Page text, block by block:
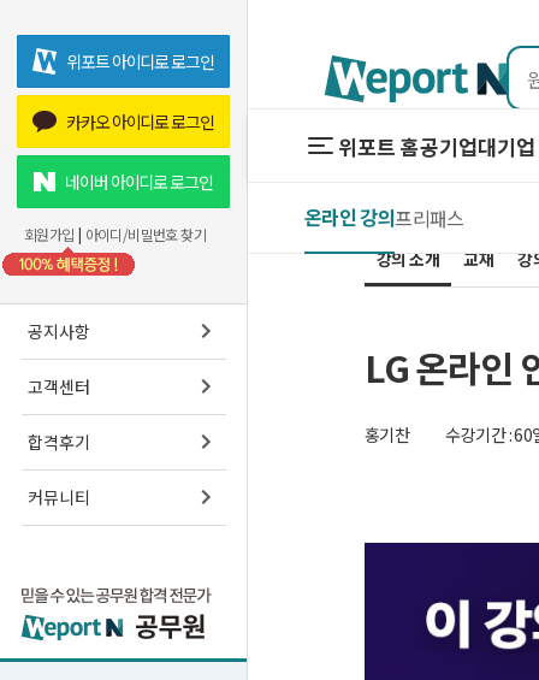
위포트 아이디로 로그인
카카오 아이디로 로그인
네이버 아이디로 로그인
회원가입 | 아이디/비밀번호 찾기
공지사항
고객센터
합격후기
커뮤니티
위포트 홈공기업대기
온라인 강의프리패스
프리패스
스마트학
강의 소개 교재 강
LG 온라인
홍기찬 수강기간 : 60